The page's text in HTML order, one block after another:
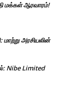
மக்கள் ஆரவாரம்!
அரசியலின்
Nibe Limited